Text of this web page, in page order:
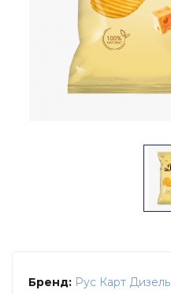
Бренд: Рус Карт Дизель